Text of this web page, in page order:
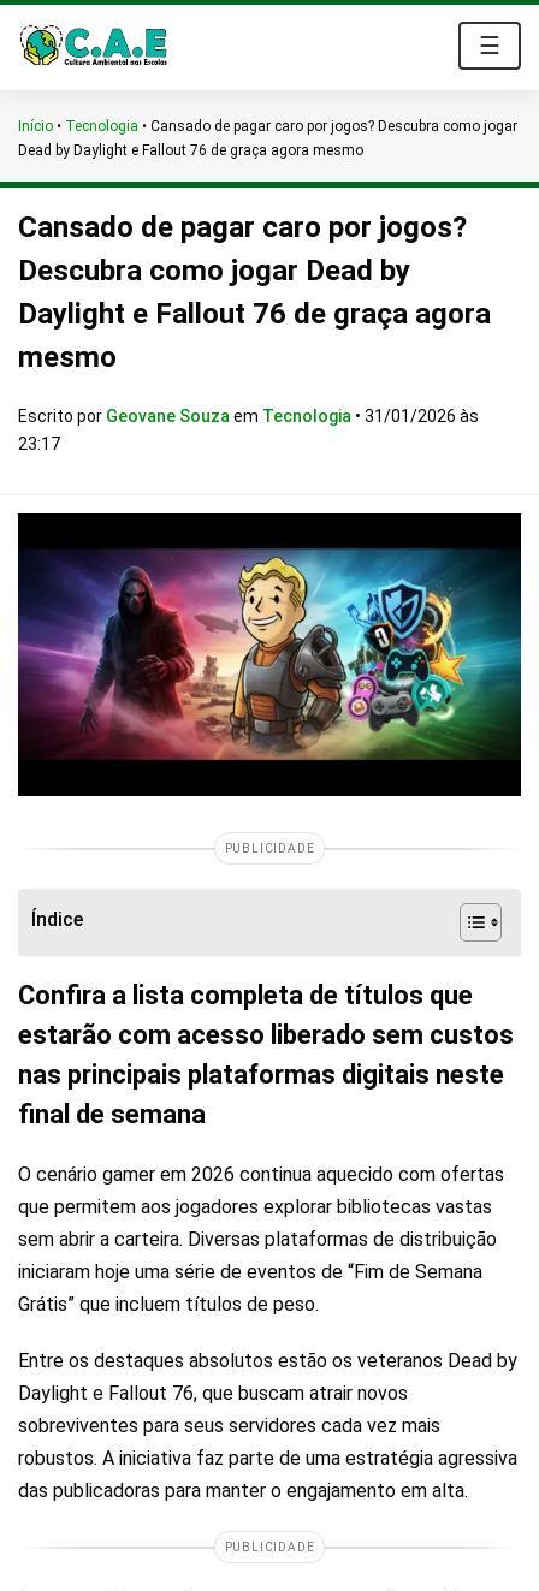
☰
Início • Tecnologia • Cansado de pagar caro por jogos? Descubra como jogar
Dead by Daylight e Fallout 76 de graça agora mesmo
Cansado de pagar caro por jogos?
Descubra como jogar Dead by
Daylight e Fallout 76 de graça agora
mesmo
Escrito por Geovane Souza em Tecnologia • 31/01/2026 às
23:17
PUBLICIDADE
Índice
Confira a lista completa de títulos que
estarão com acesso liberado sem custos
nas principais plataformas digitais neste
final de semana
O cenário gamer em 2026 continua aquecido com ofertas
que permitem aos jogadores explorar bibliotecas vastas
sem abrir a carteira. Diversas plataformas de distribuição
iniciaram hoje uma série de eventos de “Fim de Semana
Grátis” que incluem títulos de peso.
Entre os destaques absolutos estão os veteranos Dead by
Daylight e Fallout 76, que buscam atrair novos
sobreviventes para seus servidores cada vez mais
robustos. A iniciativa faz parte de uma estratégia agressiva
das publicadoras para manter o engajamento em alta.
PUBLICIDADE